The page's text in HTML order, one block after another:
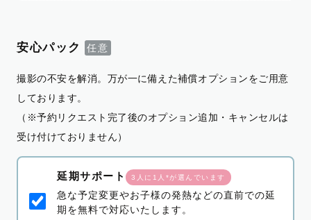
安心パック
撮影の不安を解消。万が一に備えた補償オプションをご用意
しております。
（※予約リクエスト完了後のオプション追加・キャンセルは
受け付けておりません）
延期サポート 3人に1人*が選んでいます
急な予定変更やお子様の発熱などの直前での延
期を無料で対応いたします。